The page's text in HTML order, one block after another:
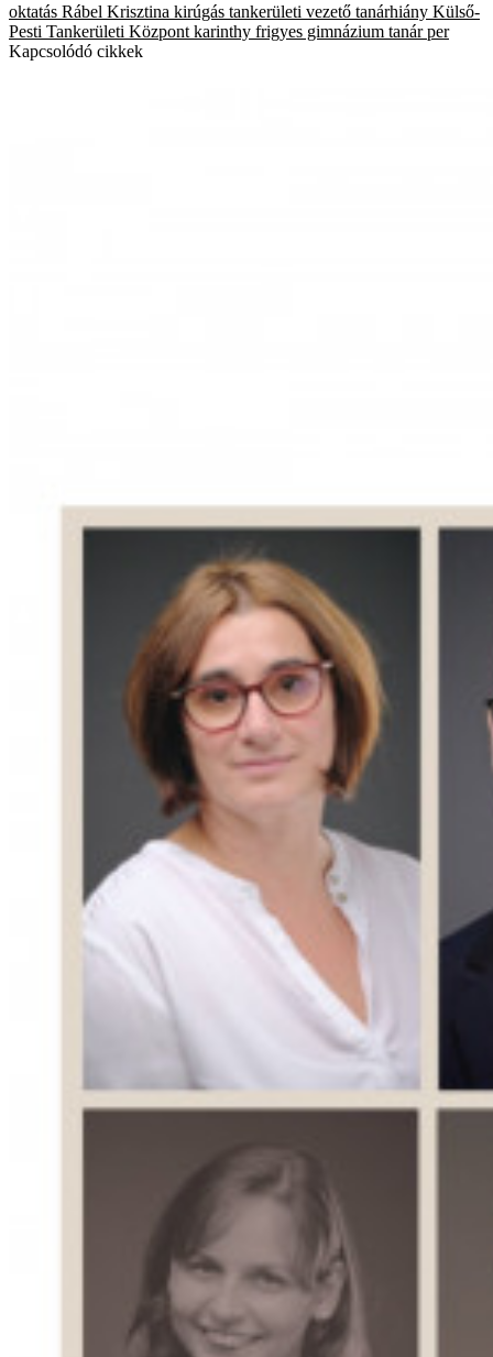
oktatás Rábel Krisztina kirúgás tankerületi vezető tanárhiány Külső-
Pesti Tankerületi Központ karinthy frigyes gimnázium tanár per
Kapcsolódó cikkek